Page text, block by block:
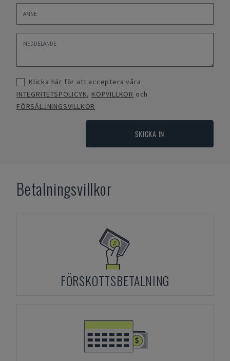
Klicka här för att acceptera våra
INTEGRITETSPOLICYN, KÖPVILLKOR och
FÖRSÄLJNINGSVILLKOR
SKICKA IN
Betalningsvillkor
FÖRSKOTTSBETALNING